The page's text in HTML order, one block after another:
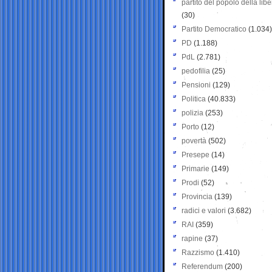
partito del popolo della
(30)
Partito Democratico (1.034)
PD (1.188)
PdL (2.781)
pedofilia (25)
Pensioni (129)
Politica (40.833)
polizia (253)
Porto (12)
povertà (502)
Presepe (14)
Primarie (149)
Prodi (52)
Provincia (139)
radici e valori (3.682)
RAI (359)
rapine (37)
Razzismo (1.410)
Referendum (200)